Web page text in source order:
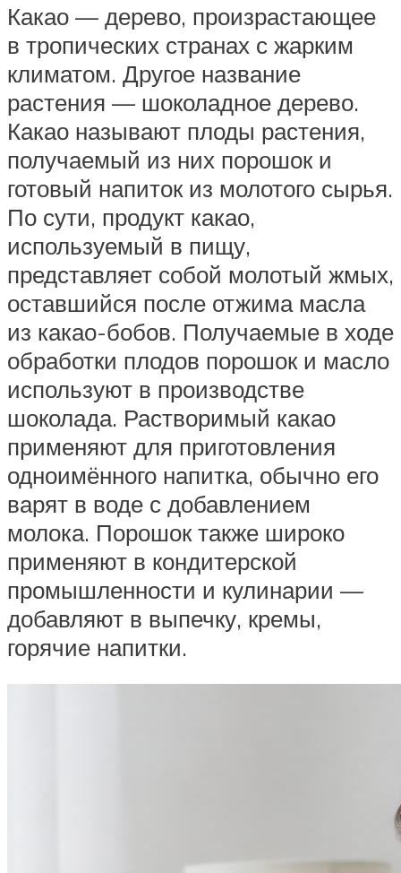
Какао — дерево, произрастающее
в тропических странах с жарким
климатом. Другое название
растения — шоколадное дерево.
Какао называют плоды растения,
получаемый из них порошок и
готовый напиток из молотого сырья.
По сути, продукт какао,
используемый в пищу,
представляет собой молотый жмых,
оставшийся после отжима масла
из какао-бобов. Получаемые в ходе
обработки плодов порошок и масло
используют в производстве
шоколада. Растворимый какао
применяют для приготовления
одноимённого напитка, обычно его
варят в воде с добавлением
молока. Порошок также широко
применяют в кондитерской
промышленности и кулинарии —
добавляют в выпечку, кремы,
горячие напитки.